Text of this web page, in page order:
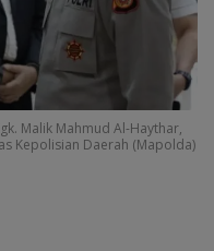
Malik Mahmud Al-Haythar,
Kepolisian Daerah (Mapolda)